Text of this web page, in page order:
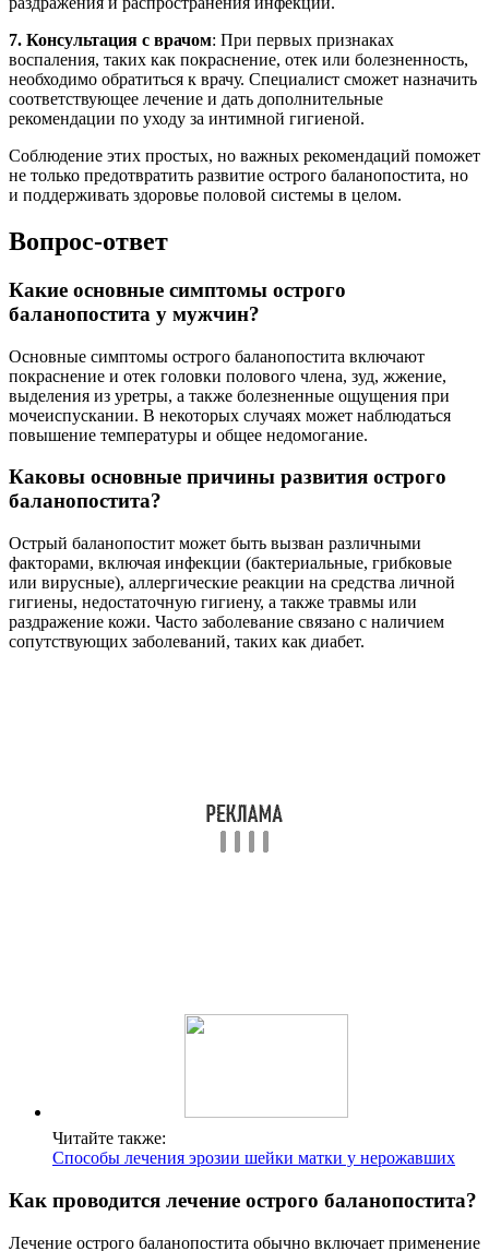
Основные симптомы острого баланопостита включают
покраснение и отек головки полового члена, зуд, жжение,
выделения из уретры, а также болезненные ощущения при
мочеиспускании. В некоторых случаях может наблюдаться
повышение температуры и общее недомогание.
Каковы основные причины развития острого
баланопостита?
Острый баланопостит может быть вызван различными
или вирусные), аллергические реакции на средства личной
гигиены, недостаточную гигиену, а также травмы или
сопутствующих заболеваний, таких как диабет.
Читайте также:
Как проводится лечение острого баланопостита?
Лечение острого баланопостита обычно включает применение
местных антисептиков и противовоспалительных средств, а
также антибиотиков или противогрибковых препаратов в
зависимости от причины заболевания. Важно также
соблюдать правила личной гигиены и избегать факторов,
способствующих развитию воспаления. В случае тяжелых
Обратите внимание на гигиену. Регулярное и правильное
мытье половых органов поможет предотвратить накопление
медицинской помощью может предотвратить осложнения и
ускорить процесс выздоровления.